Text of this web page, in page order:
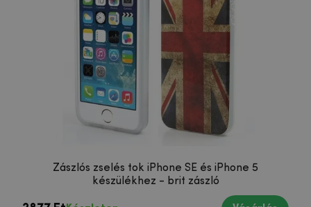
Zászlós zselés tok iPhone SE és iPhone 5
készülékhez - brit zászló